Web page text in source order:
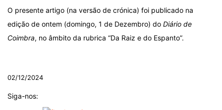
O presente artigo (na versão de crónica) foi publicado na
edição de ontem (domingo, 1 de Dezembro) do Diário de
Coimbra, no âmbito da rubrica “Da Raiz e do Espanto”.
02/12/2024
Siga-nos: